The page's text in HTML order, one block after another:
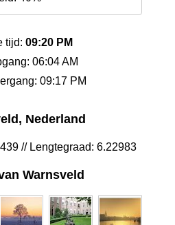
tijd: 09:20 PM
06:04 AM
09:17 PM
Nederland
// Lengtegraad: 6.22983
Warnsveld